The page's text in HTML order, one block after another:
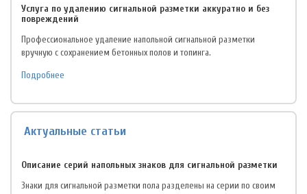
Услуга по удалению сигнальной разметки аккуратно и без
повреждений
Профессиональное удаление напольной сигнальной разметки
вручную с сохранением бетонных полов и топинга.
Подробнее
Актуальные статьи
Описание серий напольных знаков для сигнальной разметки
Знаки для сигнальной разметки пола разделены на серии по своим